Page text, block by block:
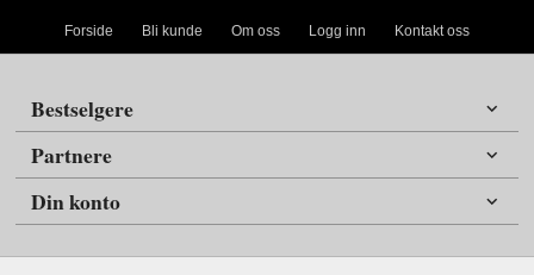
Forside Bli kunde Om oss Logg inn Kontakt oss
Bestselgere
Partnere
Din konto